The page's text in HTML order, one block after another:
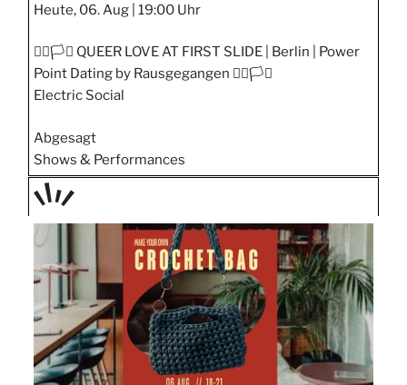
Heute, 06. Aug | 19:00 Uhr
🏳️‍🌈🏳️‍⚧️ QUEER LOVE AT FIRST SLIDE | Berlin | Power
Point Dating by Rausgegangen 🏳️‍🌈🏳️‍⚧️
Electric Social
Abgesagt
Shows & Performances
TAGE
STIPP